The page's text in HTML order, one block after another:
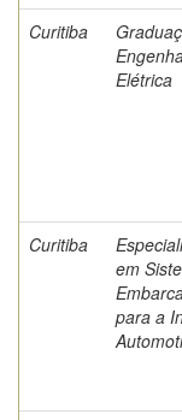
Curitiba
Elétrica
Curitiba
em
para a